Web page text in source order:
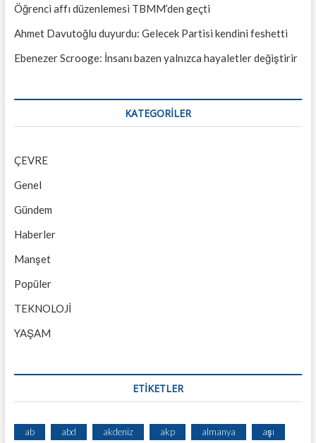
Öğrenci affı düzenlemesi TBMM’den geçti
Ahmet Davutoğlu duyurdu: Gelecek Partisi kendini feshetti
Ebenezer Scrooge: İnsanı bazen yalnızca hayaletler değiştirir
KATEGORILER
ÇEVRE
Genel
Gündem
Haberler
Manşet
Popüler
TEKNOLOJİ
YAŞAM
ETİKETLER
ab abd akdeniz akp almanya aşı